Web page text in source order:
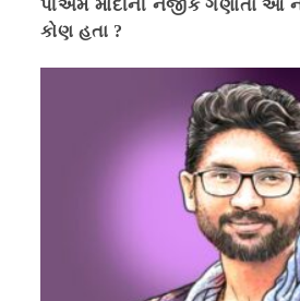
પીએમ મોદીની નજીક ગણાતા આ
કોણ હતા ?